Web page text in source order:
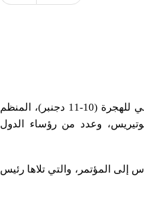
افتتحت يوم الاثنين بمراكش، أشغال المؤتمر الحكومي الدولي لاعتماد الاتفاق العالمي للهجرة (10-11 دجنبر)، المنظم
وعدد من رؤساء الدول
إلى المؤتمر، والتي تلاها رئيس